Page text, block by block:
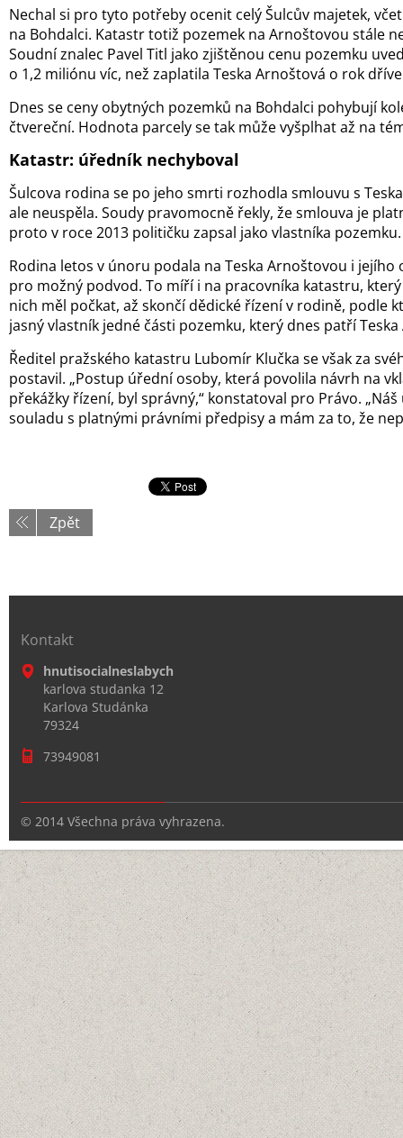
Nechal si pro tyto potřeby ocenit celý Šulcův majetek,
na Bohdalci. Katastr totiž pozemek na Arnoštovou stále
Soudní znalec Pavel Titl jako zjištěnou cenu pozemku
o 1,2 miliónu víc, než zaplatila Teska Arnoštová o rok
Dnes se ceny obytných pozemků na Bohdalci pohybují
čtvereční. Hodnota parcely se tak může vyšplhat až na
Katastr: úředník nechyboval
Šulcova rodina se po jeho smrti rozhodla smlouvu s
ale neuspěla. Soudy pravomocně řekly, že smlouva je
proto v roce 2013 političku zapsal jako vlastníka pozemku.
Rodina letos v únoru podala na Teska Arnoštovou i
pro možný podvod. To míří i na pracovníka katastru,
nich měl počkat, až skončí dědické řízení v rodině, podle
jasný vlastník jedné části pozemku, který dnes patří
Ředitel pražského katastru Lubomír Klučka se však za
postavil. „Postup úřední osoby, která povolila návrh na
překážky řízení, byl správný,“ konstatoval pro Právo.
souladu s platnými právními předpisy a mám za to, že
Zpět
Kontakt
hnutisocialneslabych
karlova studanka 12
Karlova Studánka
79324
73949081
© 2014 Všechna práva vyhrazena.